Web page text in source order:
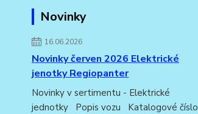
Novinky
16.06.2026
Novinky červen 2026 Elektrické
jenotky Regiopanter
Novinky v sertimentu - Elektrické
jednotky Popis vozu Katalogové číslo